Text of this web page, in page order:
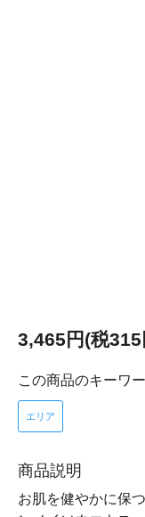
3,465円(税315
この商品のキーワ
エリア
商品説明
お肌を健やかに保